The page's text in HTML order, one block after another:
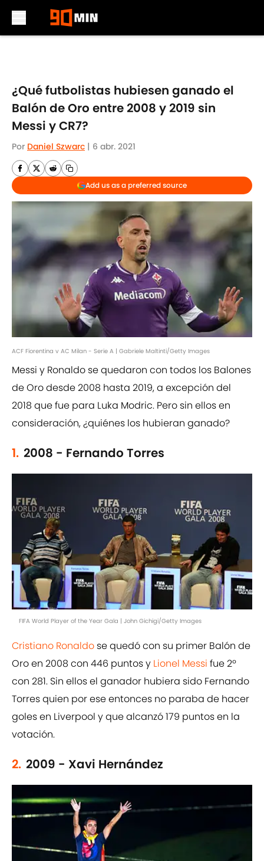
¿Qué futbolistas hubiesen ganado el
Balón de Oro entre 2008 y 2019 sin
Messi y CR7?
Por Daniel Szwarc | 6 abr. 2021
Add us as a preferred source
ACF Fiorentina v AC Milan - Serie A | Gabriele Maltinti/Getty Images
Messi y Ronaldo se quedaron con todos los Balones
de Oro desde 2008 hasta 2019, a excepción del
2018 que fue para Luka Modric. Pero sin ellos en
consideración, ¿quiénes los hubieran ganado?
1. 2008 - Fernando Torres
FIFA World Player of the Year Gala | John Gichigi/Getty Images
Cristiano Ronaldo se quedó con su primer Balón de
Oro en 2008 con 446 puntos y Lionel Messi fue 2º
con 281. Sin ellos el ganador hubiera sido Fernando
Torres quien por ese entonces no paraba de hacer
goles en Liverpool y que alcanzó 179 puntos en la
votación.
2. 2009 - Xavi Hernández